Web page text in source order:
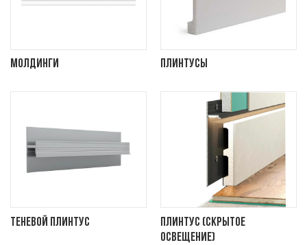
Молдинги Плинтусы
Теневой плинтус
Плинтус (скрытое
освещение)